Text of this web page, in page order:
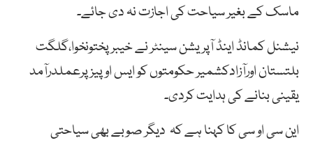
ماسک کے بغیر سیاحت کی اجازت نہ دی جائے۔
نیشنل کمانڈ اینڈ آپریشن سینٹر نے خیبرپختونخوا،گلگت
بلتستان اورآزادکشمیر حکومتوں کو ایس اوپیزپرعملدرآمد
یقینی بنانے کی ہدایت کردی۔
این سی او سی کا کہنا ہے کہ دیگر صوبے بھی سیاحتی